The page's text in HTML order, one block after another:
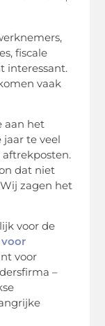
fiscale
interessant.
vaak
aan het
te veel
dat niet
zagen het
voor de
voor
–